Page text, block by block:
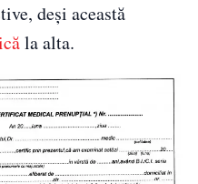
deși această
la alta.